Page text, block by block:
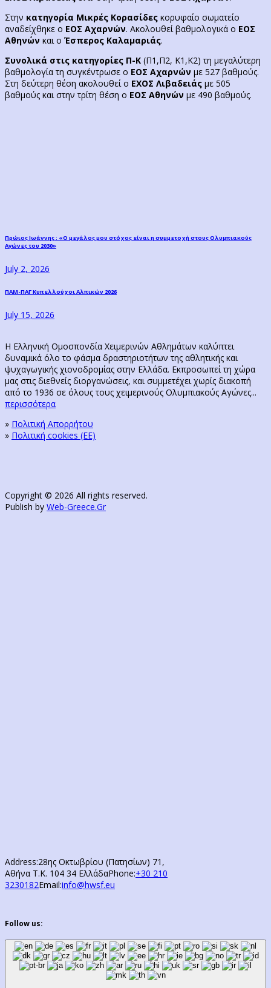
Στην κατηγορία Μικρές Κορασίδες κορυφαίο σωματείο
αναδείχθηκε ο ΕΟΣ Αχαρνών. Ακολουθεί βαθμολογικά ο ΕΟΣ
Αθηνών και ο Έσπερος Καλαμαριάς.
Συνολικά στις κατηγορίες Π-Κ (Π1,Π2, Κ1,Κ2) τη μεγαλύτερη
βαθμολογία τη συγκέντρωσε ο ΕΟΣ Αχαρνών με 527 βαθμούς.
Στη δεύτερη θέση ακολουθεί ο ΕΧΟΣ Λιβαδειάς με 505
βαθμούς και στην τρίτη θέση ο ΕΟΣ Αθηνών με 490 βαθμούς.
Post
Previous
post:
Πρώιος Ιωάννης : «Ο μεγάλος μου στόχος είναι η συμμετοχή στους Ολυμπιακούς
Αγώνες του 2030»
July 2, 2026
Next
ΠΑΜ-ΠΑΓ Κυπελλούχοι Αλπικών 2026
July 15, 2026
Η Ελληνική Ομοσπονδία Χειμερινών Αθλημάτων καλύπτει
δυναμικά όλο το φάσμα δραστηριοτήτων της αθλητικής και
ψυχαγωγικής χιονοδρομίας στην Ελλάδα. Εκπροσωπεί τη χώρα
μας στις διεθνείς διοργανώσεις, και συμμετέχει χωρίς διακοπή
από το 1936 σε όλους τους χειμερινούς Ολυμπιακούς Αγώνες...
περισσότερα
» Πολιτική Απορρήτου
» Πολιτική cookies (ΕΕ)
Copyright © 2026 All rights reserved.
Publish by Web-Greece.Gr
Address:28ης Οκτωβρίου (Πατησίων) 71,
Αθήνα Τ.Κ. 104 34 ΕλλάδαPhone:+30 210
3230182Email:info@hwsf.eu
Follow us: